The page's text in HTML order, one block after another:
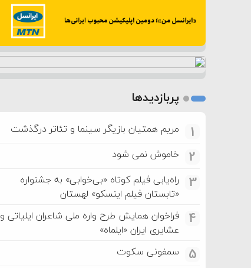
پربازدیدها
1 مریم همتیان بازیگر سینما و تئاتر درگذشت
2 خاموش نمی شود
3
راه‌یابی فیلم کوتاه «بی‌خوابی» به جشنواره
«تابستان فیلم اینسکو» لهستان
4
فراخوان همایش طرح واره ملی شاعران ایلیاتی و
عشایری ایران «ایلماه»
5 سمفونی سکوت